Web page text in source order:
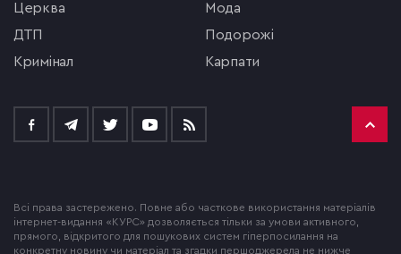
церква
ДТП
кримінал
мода
подорожі
Карпати
Всі права застережено. Повне або часткове використання матеріалів
інтернет-видання «КУРС» дозволяється тільки за умови активного,
прямого, відкритого для пошукових систем гіперпосилання на
конкретну новину чи матеріал та згадки першоджерела не нижче